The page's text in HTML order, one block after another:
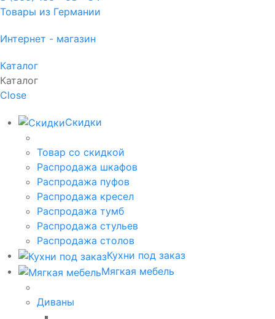
Товары из Германии
Интернет - магазин
Каталог
Каталог
Close
Скидки
Товар со скидкой
Распродажа шкафов
Распродажа пуфов
Распродажа кресел
Распродажа тумб
Распродажа стульев
Распродажа столов
Кухни под заказ
Мягкая мебель
Диваны